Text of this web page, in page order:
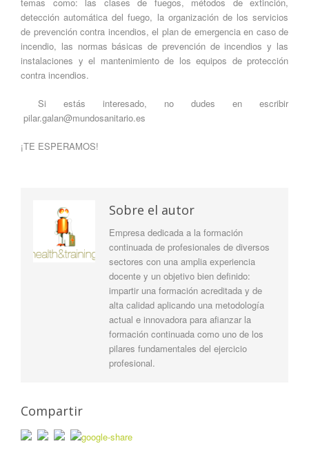
detección automática del fuego, la organización de los servicios
de prevención contra incendios, el plan de emergencia en caso de
incendio, las normas básicas de prevención de incendios y las
instalaciones y el mantenimiento de los equipos de protección
contra incendios.
Si estás interesado, no dudes en escribir
pilar.galan@mundosanitario.es
¡TE ESPERAMOS!
Sobre el autor
Empresa dedicada a la formación
continuada de profesionales de diversos
sectores con una amplia experiencia
docente y un objetivo bien definido:
impartir una formación acreditada y de
alta calidad aplicando una metodología
actual e innovadora para afianzar la
formación continuada como uno de los
pilares fundamentales del ejercicio
profesional.
Compartir